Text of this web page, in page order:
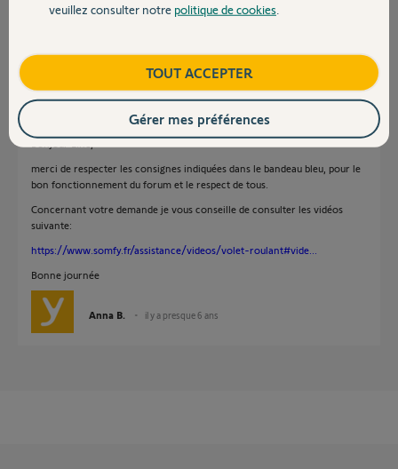
Contact
merci de respecter les consignes indiquées dans le bandeau bleu, pour le
bon fonctionnement du forum et le respect de tous.
Concernant votre demande je vous conseille de consulter les vidéos
suivante:
https://www.somfy.fr/assistance/videos/volet-roulant#vide...
Bonne journée
Anna B. il y a presque 6 ans
veuillez consulter notre politique de cookies
TOUT ACCEPTER
Gérer mes préférences